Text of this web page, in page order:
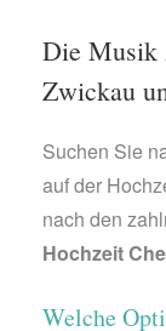
Die Musik
Zwickau
Suchen Sie
auf der
nach den
Hochzeit
Welche